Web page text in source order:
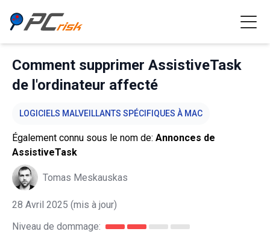
Comment supprimer AssistiveTask
de l'ordinateur affecté
LOGICIELS MALVEILLANTS SPÉCIFIQUES À MAC
Également connu sous le nom de: Annonces de
AssistiveTask
Tomas Meskauskas
28 Avril 2025 (mis à jour)
Niveau de dommage: